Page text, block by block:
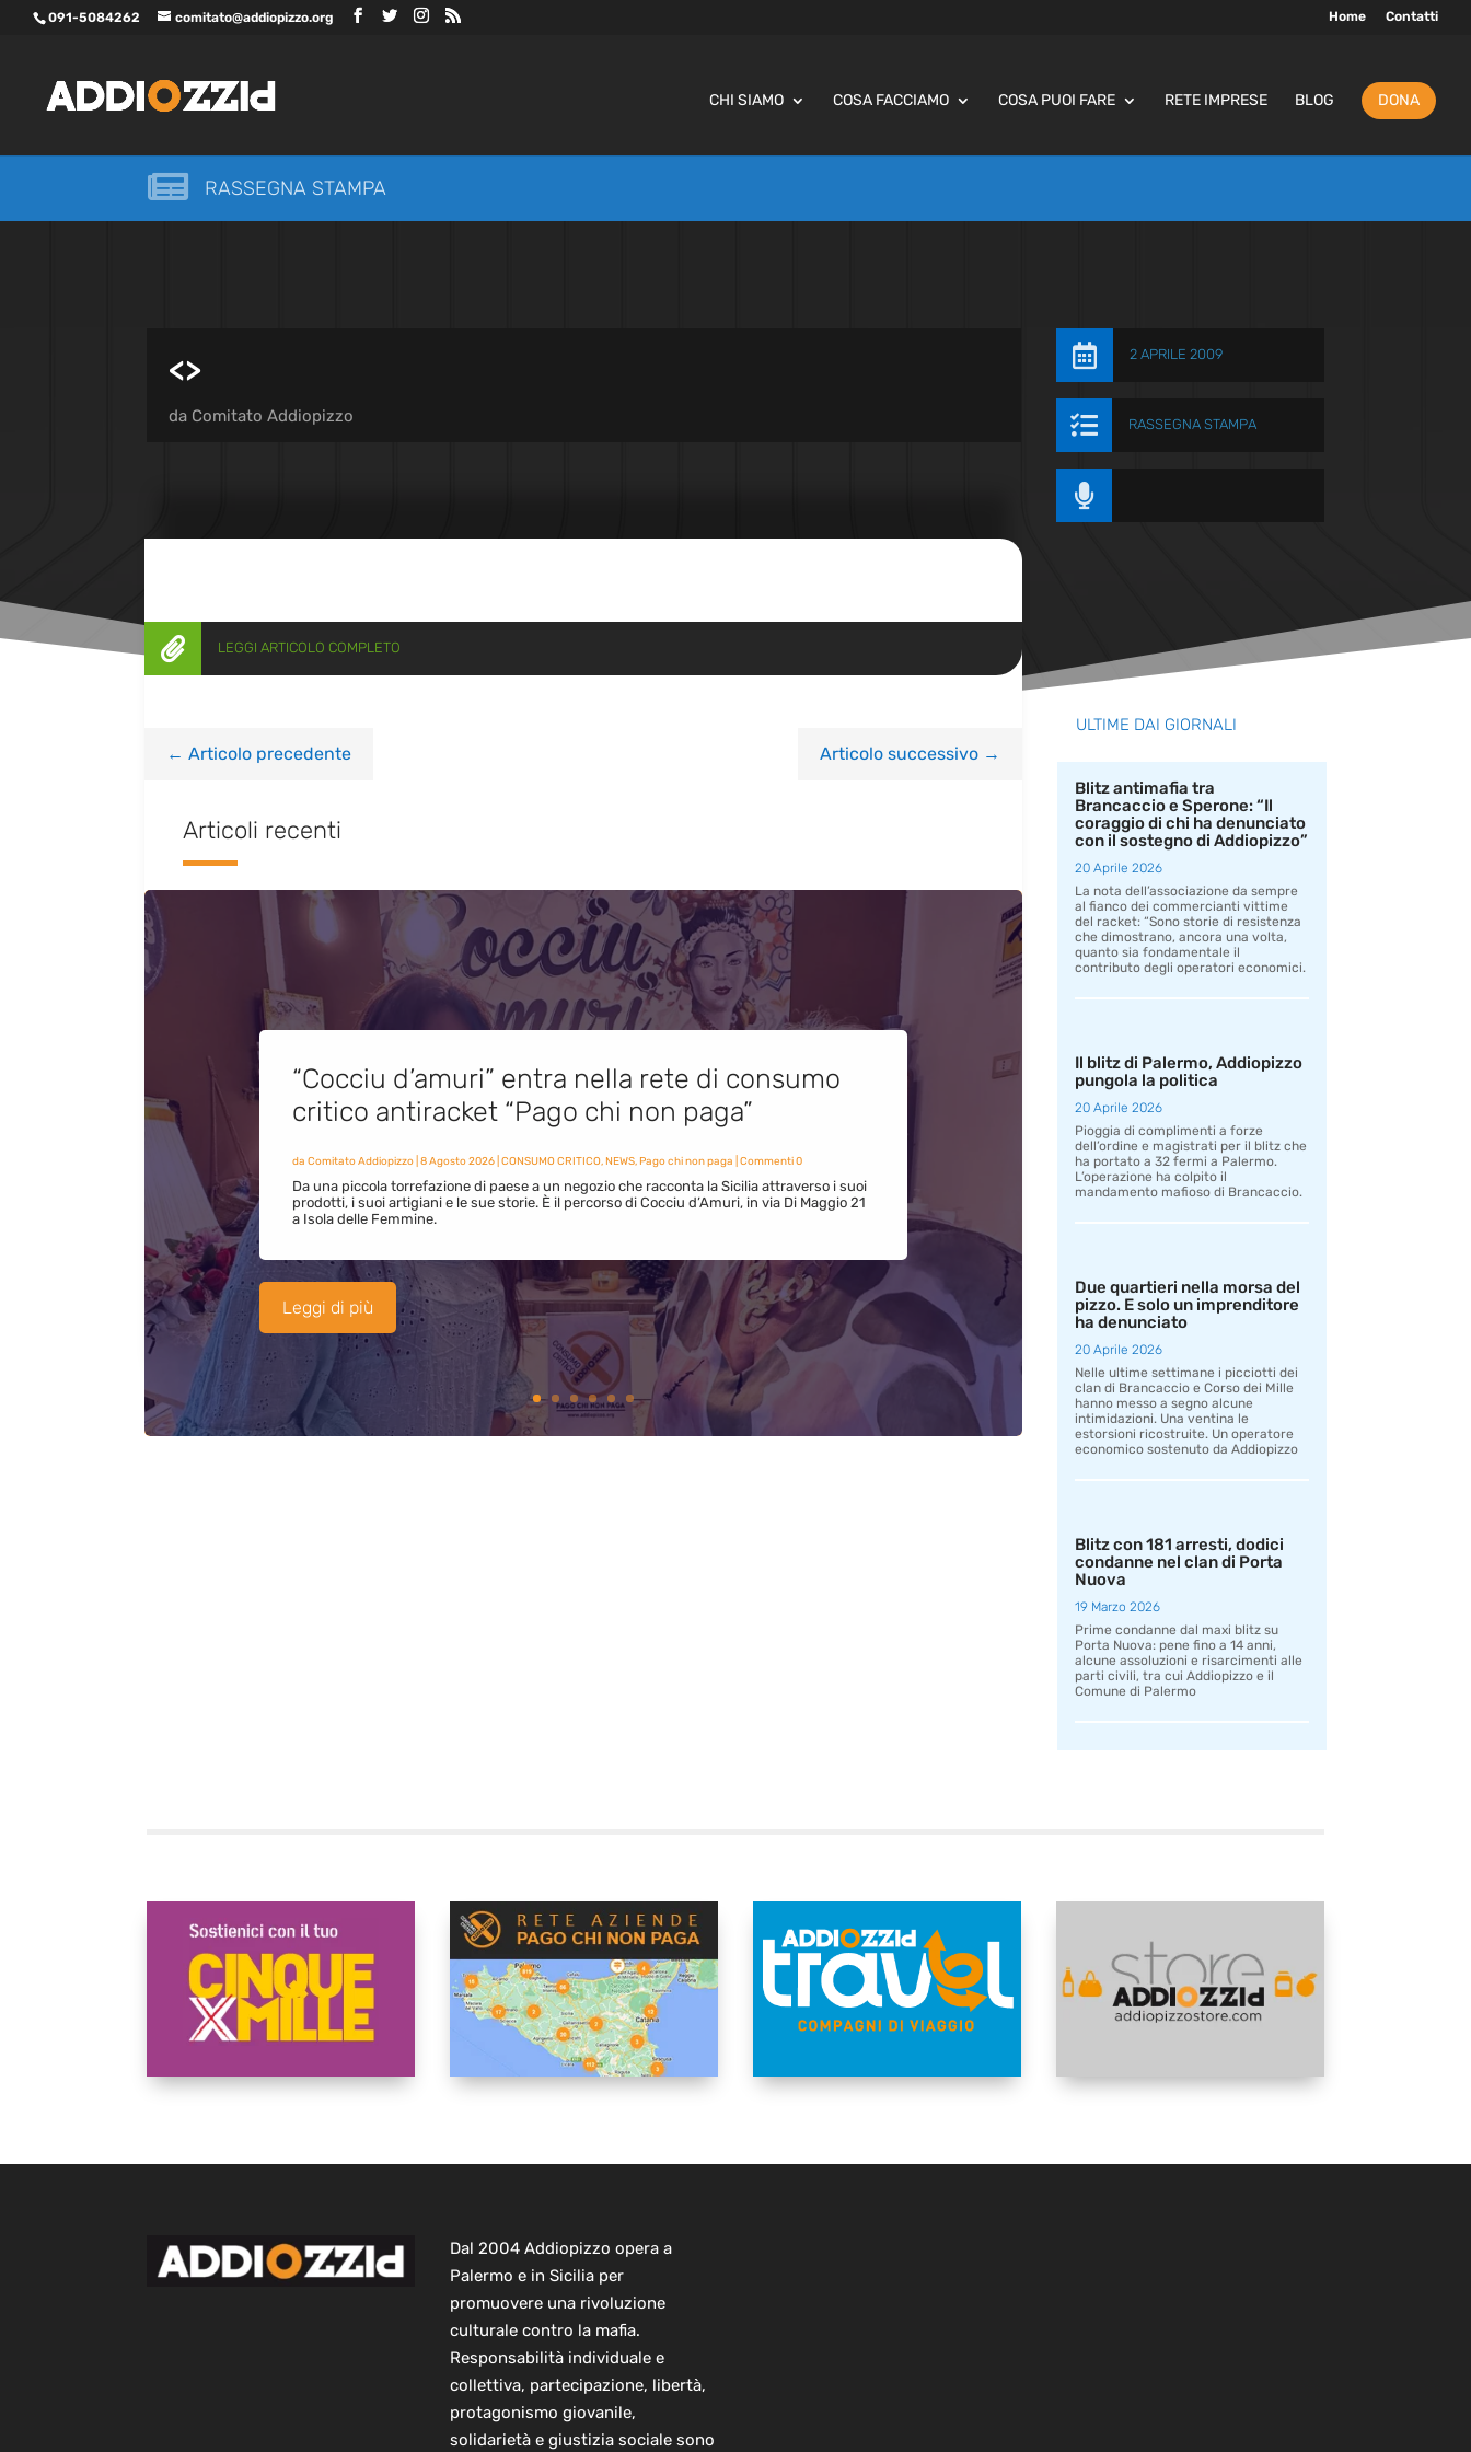
091-5084262 comitato@addiopizzo.org Home Contatti
CHI SIAMO COSA FACCIAMO COSA PUOI FARE RETE IMPRESE BLOG DONA
 RASSEGNA STAMPA
<>
da Comitato Addiopizzo
 2 APRILE 2009
 RASSEGNA STAMPA

 LEGGI ARTICOLO COMPLETO
← Articolo precedente Articolo successivo→
Articoli recenti
“Cocciu d’amuri” entra nella rete di consumo
critico antiracket “Pago chi non paga”
da Comitato Addiopizzo| 8 Agosto 2026| CONSUMO CRITICO,NEWS,Pago chi non paga | Commenti 0
Da una piccola torrefazione di paese a un negozio che racconta la Sicilia attraverso i suoi
prodotti, i suoi artigiani e le sue storie. È il percorso di Cocciu d’Amuri, in via Di Maggio 21
a Isola delle Femmine.
Leggi di più
ULTIME DAI GIORNALI
Blitz antimafia tra
Brancaccio e Sperone: “Il
coraggio di chi ha denunciato
con il sostegno di Addiopizzo”
20 Aprile 2026
La nota dell’associazione da sempre
al fianco dei commercianti vittime
del racket: “Sono storie di resistenza
che dimostrano, ancora una volta,
quanto sia fondamentale il
contributo degli operatori economici.
Il blitz di Palermo, Addiopizzo
pungola la politica
20 Aprile 2026
Pioggia di complimenti a forze
dell’ordine e magistrati per il blitz che
ha portato a 32 fermi a Palermo.
L’operazione ha colpito il
mandamento mafioso di Brancaccio.
Due quartieri nella morsa del
pizzo. E solo un imprenditore
ha denunciato
20 Aprile 2026
Nelle ultime settimane i picciotti dei
clan di Brancaccio e Corso dei Mille
hanno messo a segno alcune
intimidazioni. Una ventina le
estorsioni ricostruite. Un operatore
economico sostenuto da Addiopizzo
Blitz con 181 arresti, dodici
condanne nel clan di Porta
Nuova
19 Marzo 2026
Prime condanne dal maxi blitz su
Porta Nuova: pene fino a 14 anni,
alcune assoluzioni e risarcimenti alle
parti civili, tra cui Addiopizzo e il
Comune di Palermo
Dal 2004 Addiopizzo opera a
Palermo e in Sicilia per
promuovere una rivoluzione
culturale contro la mafia.
Responsabilità individuale e
collettiva, partecipazione, libertà,
protagonismo giovanile,
solidarietà e giustizia sociale sono